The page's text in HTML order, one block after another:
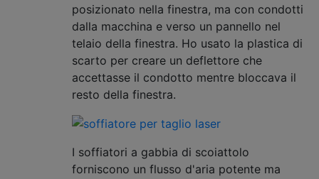
posizionato nella finestra, ma con condotti
dalla macchina e verso un pannello nel
telaio della finestra. Ho usato la plastica di
scarto per creare un deflettore che
accettasse il condotto mentre bloccava il
resto della finestra.
I soffiatori a gabbia di scoiattolo
forniscono un flusso d'aria potente ma